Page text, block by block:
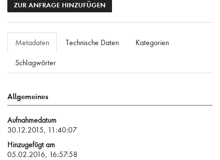
ZUR ANFRAGE HINZUFÜGEN
Metadaten Technische Daten Kategorien
Schlagwörter
Allgemeines
Aufnahmedatum
30.12.2015, 11:40:07
Hinzugefügt am
05.02.2016, 16:57:58